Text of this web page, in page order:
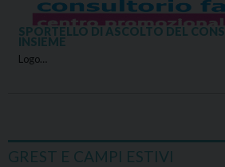
SPORTELLO DI ASCOLTO DEL
INSIEME
Logo…
GREST E CAMPI ESTIVI